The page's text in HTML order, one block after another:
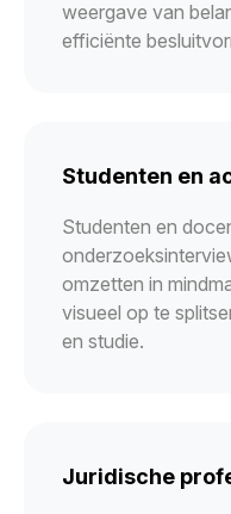
weergave van
efficiënte
Studenten en
Studenten en
omzetten in
visueel op te
en studie.
Juridische